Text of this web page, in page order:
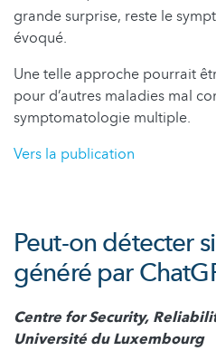
grande surprise, reste le
évoqué.
Une telle approche pourrait
pour d’autres maladies mal
symptomatologie multiple.
Vers la publication
Peut-on détecter
généré par
Centre for Security,
Université du Luxembourg